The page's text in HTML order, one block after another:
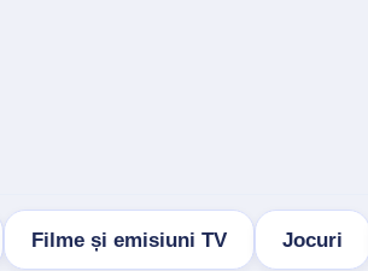
Filme și emisiuni TV Jocuri